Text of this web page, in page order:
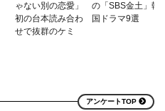
ゃない別の恋愛」
初の台本読み合わ
せで抜群のケミ
の「SBS金土」韓
国ドラマ9選
アンケートTOP